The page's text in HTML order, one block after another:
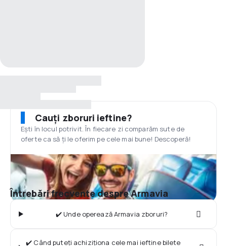
Cauți zboruri ieftine?
Ești în locul potrivit. În fiecare zi comparăm sute de
oferte ca să ți le oferim pe cele mai bune! Descoperă!
Întrebări frecvente despre Armavia
✔️ Unde operează Armavia zboruri?
✔️ Când puteți achiziționa cele mai ieftine bilete